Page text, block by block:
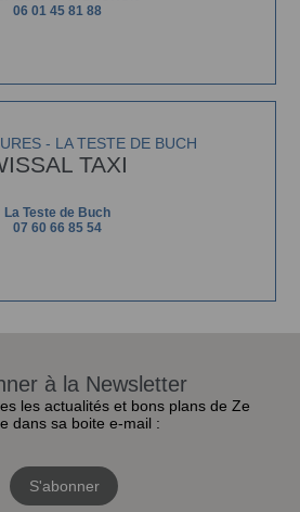
06 01 45 81 88
- LA TESTE DE BUCH
TAXI
La Teste de Buch
07 60 66 85 54
à la Newsletter
les actualités et bons plans de Ze
dans sa boite e-mail :
S'abonner